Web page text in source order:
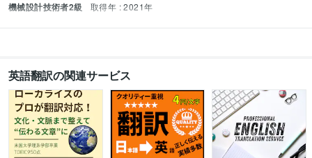
機械設計技術者2級 取得年 : 2021年
英語翻訳の関連サービス